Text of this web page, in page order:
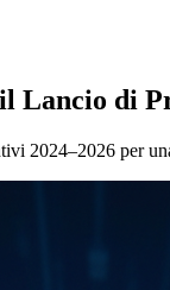
Lancio di
2024–2026 per